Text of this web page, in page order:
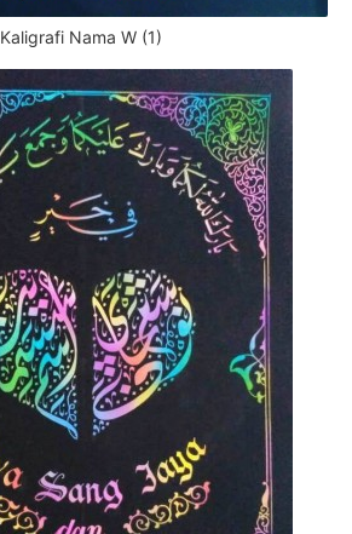
Kaligrafi Nama W (1)